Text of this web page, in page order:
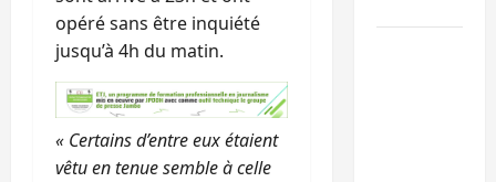
opéré sans être inquiété
jusqu’à 4h du matin.
« Certains d’entre eux étaient
vêtu en tenue semble à celle